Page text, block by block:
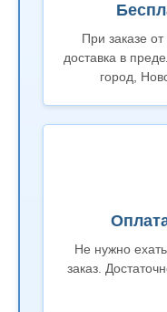
При заказе
доставка в
город,
Не нужно
заказ.